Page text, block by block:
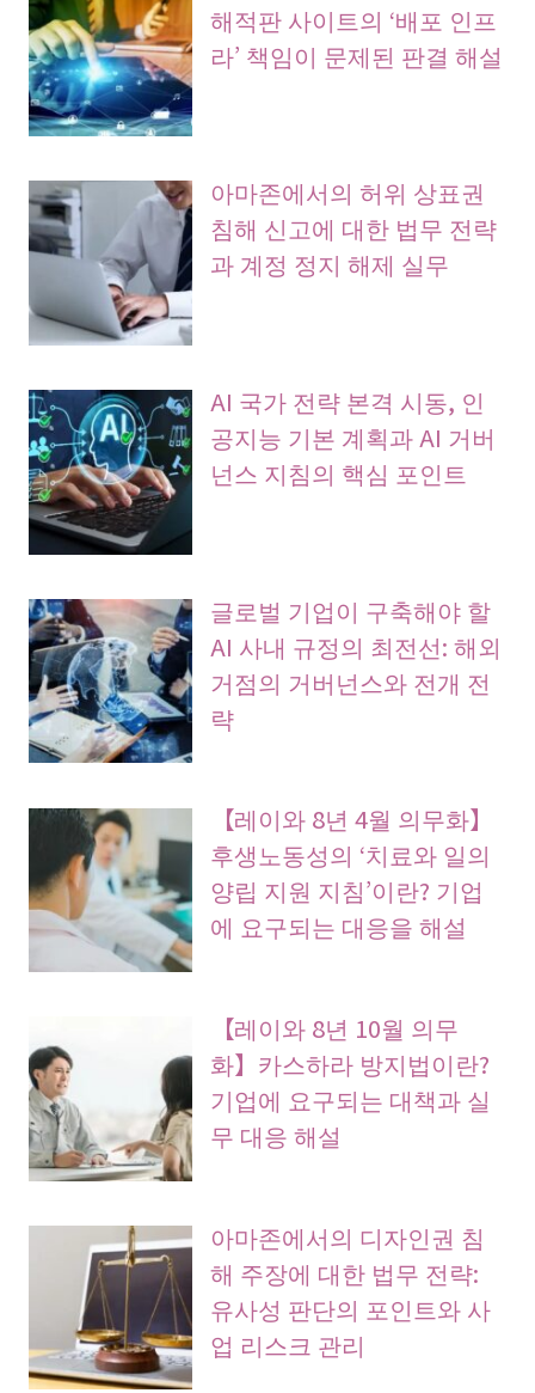
해적판 사이트의 ‘배포 인프
라’ 책임이 문제된 판결 해설
아마존에서의 허위 상표권
침해 신고에 대한 법무 전략
과 계정 정지 해제 실무
AI 국가 전략 본격 시동, 인
공지능 기본 계획과 AI 거버
넌스 지침의 핵심 포인트
글로벌 기업이 구축해야 할
AI 사내 규정의 최전선: 해외
거점의 거버넌스와 전개 전
략
【레이와 8년 4월 의무화】
후생노동성의 ‘치료와 일의
양립 지원 지침’이란? 기업
에 요구되는 대응을 해설
【레이와 8년 10월 의무
화】카스하라 방지법이란?
기업에 요구되는 대책과 실
무 대응 해설
아마존에서의 디자인권 침
해 주장에 대한 법무 전략:
유사성 판단의 포인트와 사
업 리스크 관리